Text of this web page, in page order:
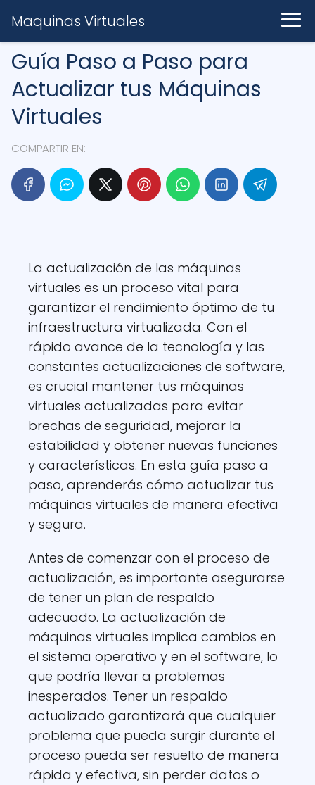
Maquinas Virtuales
Guía Paso a Paso para
Actualizar tus Máquinas
Virtuales
COMPARTIR EN:
La actualización de las máquinas
virtuales es un proceso vital para
garantizar el rendimiento óptimo de tu
infraestructura virtualizada. Con el
rápido avance de la tecnología y las
constantes actualizaciones de software,
es crucial mantener tus máquinas
virtuales actualizadas para evitar
brechas de seguridad, mejorar la
estabilidad y obtener nuevas funciones
y características. En esta guía paso a
paso, aprenderás cómo actualizar tus
máquinas virtuales de manera efectiva
y segura.
Antes de comenzar con el proceso de
actualización, es importante asegurarse
de tener un plan de respaldo
adecuado. La actualización de
máquinas virtuales implica cambios en
el sistema operativo y en el software, lo
que podría llevar a problemas
inesperados. Tener un respaldo
actualizado garantizará que cualquier
problema que pueda surgir durante el
proceso pueda ser resuelto de manera
rápida y efectiva, sin perder datos o